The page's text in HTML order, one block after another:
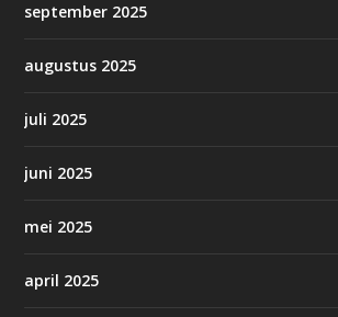
september 2025
augustus 2025
juli 2025
juni 2025
mei 2025
april 2025